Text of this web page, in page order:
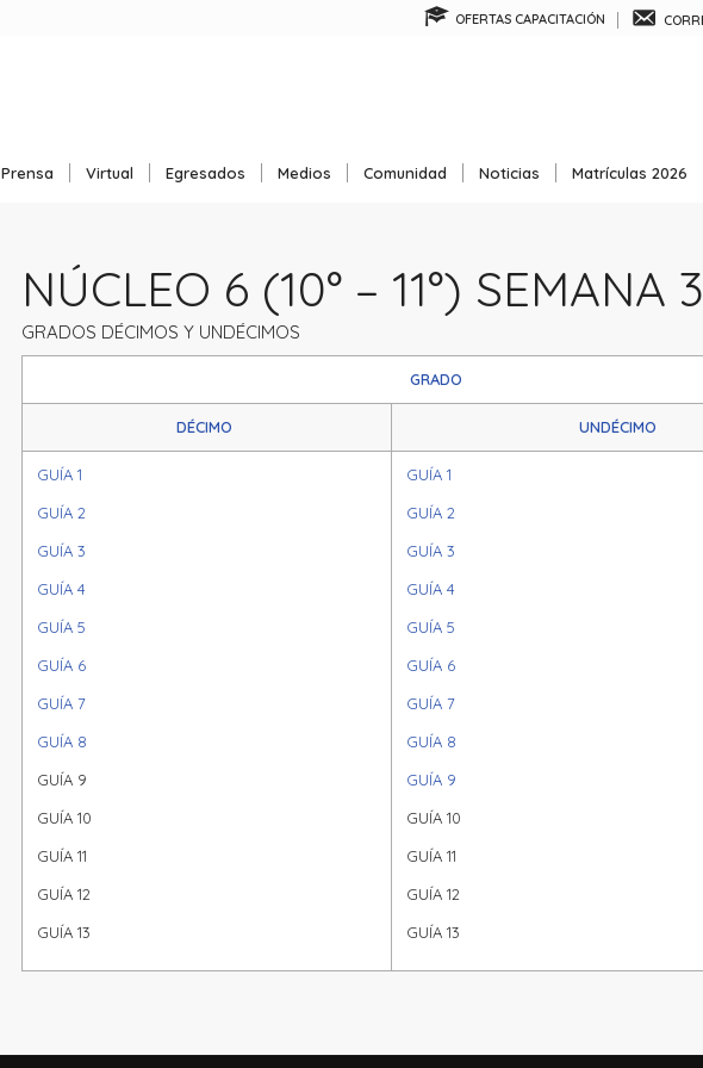
OFERTAS CAPACITACIÓN
Prensa Virtual Egresados Medios Comunidad Noticias Matrículas 2026
NÚCLEO 6 (10° – 11°) SEMANA
GRADOS DÉCIMOS Y UNDÉCIMOS
GRADO
DÉCIMO UNDÉCIMO
GUÍA 1
GUÍA 2
GUÍA 3
GUÍA 4
GUÍA 5
GUÍA 6
GUÍA 7
GUÍA 8
GUÍA 9
GUÍA 10
GUÍA 11
GUÍA 12
GUÍA 13
GUÍA 1
GUÍA 2
GUÍA 3
GUÍA 4
GUÍA 5
GUÍA 6
GUÍA 7
GUÍA 8
GUÍA 9
GUÍA 10
GUÍA 11
GUÍA 12
GUÍA 13